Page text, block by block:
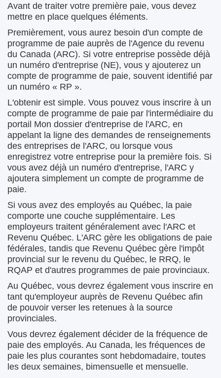
Avant de traiter votre première paie, vous devez
mettre en place quelques éléments.
Premièrement, vous aurez besoin d'un compte de
programme de paie auprès de l'Agence du revenu
du Canada (ARC). Si votre entreprise possède déjà
un numéro d'entreprise (NE), vous y ajouterez un
compte de programme de paie, souvent identifié par
un numéro « RP ».
L'obtenir est simple. Vous pouvez vous inscrire à un
compte de programme de paie par l'intermédiaire du
portail Mon dossier d'entreprise de l'ARC, en
appelant la ligne des demandes de renseignements
des entreprises de l'ARC, ou lorsque vous
enregistrez votre entreprise pour la première fois. Si
vous avez déjà un numéro d'entreprise, l'ARC y
ajoutera simplement un compte de programme de
paie.
Si vous avez des employés au Québec, la paie
comporte une couche supplémentaire. Les
employeurs traitent généralement avec l'ARC et
Revenu Québec. L'ARC gère les obligations de paie
fédérales, tandis que Revenu Québec gère l'impôt
provincial sur le revenu du Québec, le RRQ, le
RQAP et d'autres programmes de paie provinciaux.
Au Québec, vous devrez également vous inscrire en
tant qu'employeur auprès de Revenu Québec afin
de pouvoir verser les retenues à la source
provinciales.
Vous devrez également décider de la fréquence de
paie des employés. Au Canada, les fréquences de
paie les plus courantes sont hebdomadaire, toutes
les deux semaines, bimensuelle et mensuelle.